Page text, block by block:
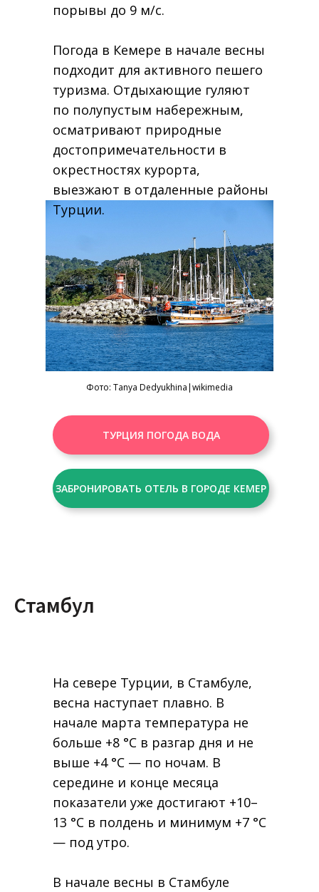
порывы до 9 м/с.
Погода в Кемере в начале весны
подходит для активного пешего
туризма. Отдыхающие гуляют
по полупустым набережным,
осматривают природные
достопримечательности в
окрестностях курорта,
выезжают в отдаленные районы
Турции.
Фото: Tanya Dedyukhina|wikimedia
ТУРЦИЯ ПОГОДА ВОДА
ЗАБРОНИРОВАТЬ ОТЕЛЬ В ГОРОДЕ КЕМЕР
Стамбул
На севере Турции, в Стамбуле,
весна наступает плавно. В
начале марта температура не
больше +8 °C в разгар дня и не
выше +4 °C — по ночам. В
середине и конце месяца
показатели уже достигают +10–
13 °C в полдень и минимум +7 °C
— под утро.
В начале весны в Стамбуле